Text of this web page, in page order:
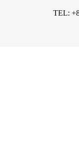
TEL: